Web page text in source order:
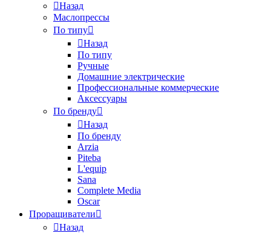
Назад
Маслопрессы
По типу
Назад
По типу
Ручные
Домашние электрические
Профессиональные коммерческие
Аксессуары
По бренду
Назад
По бренду
Arzia
Piteba
L'equip
Sana
Complete Media
Oscar
Проращиватели
Назад